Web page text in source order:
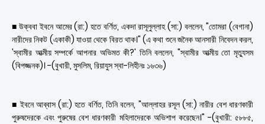
■ উক্ববা ইবনে আমের (রা:) হতে বর্ণিত, একদা রাসূলুল্লাহ (সা:) বললেন, "তোমরা (বেগানা)
নারীদের নিকট (একাকী) যাওয়া থেকে বিরত থাক।" (এ কথা শুনে জনৈক আনসারী নিবেদন করল,
'স্বামীর আত্মীয় সম্পর্কে আপনার অভিমত কী?' তিনি বললেন, "স্বামীর আত্মীয় তো মৃত্যুসম
(বিপজ্জনক)। -(বুখারী, মুসলিম, রিয়াযুস স্বা-লিহীনঃ ১৬৩৬)
■ ইবনে আব্বাস (রা:) হতে বর্ণিত, তিনি বলেন, "আল্লাহর রসূল (সা:) নারীর বেশ ধারণকারী
পুরুষদেরকে এবং পুরুষের বেশ ধারণকারী মহিলাদেরকে অভিশাপ করেছেন।" -(বুখারী: ৫৮৮৫,